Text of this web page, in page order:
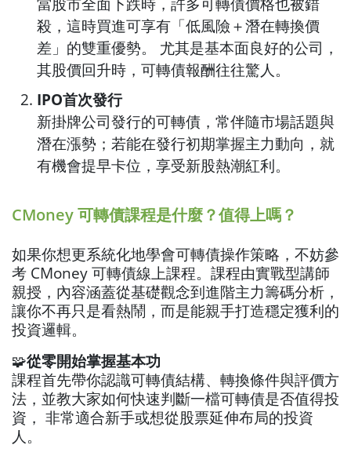
殺，這時買進可享有「低風險＋潛在轉換價
差」的雙重優勢。 尤其是基本面良好的公司，
其股價回升時，可轉債報酬往往驚人。
IPO首次發行
新掛牌公司發行的可轉債，常伴隨市場話題與
潛在漲勢；若能在發行初期掌握主力動向，就
有機會提早卡位，享受新股熱潮紅利。
CMoney 可轉債課程是什麼？值得上嗎？
如果你想更系統化地學會可轉債操作策略，不妨參
考 CMoney 可轉債線上課程。課程由實戰型講師
親授，內容涵蓋從基礎觀念到進階主力籌碼分析，
讓你不再只是看熱鬧，而是能親手打造穩定獲利的
投資邏輯。
🧩從零開始掌握基本功
課程首先帶你認識可轉債結構、轉換條件與評價方
法，並教大家如何快速判斷一檔可轉債是否值得投
資， 非常適合新手或想從股票延伸布局的投資
人。